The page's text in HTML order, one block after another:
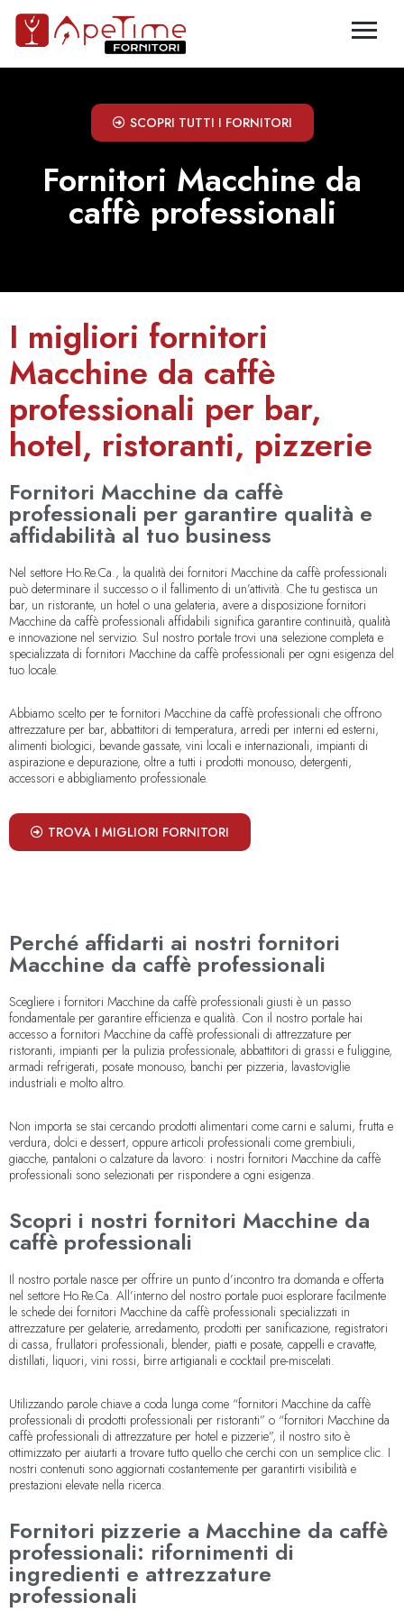
SCOPRI TUTTI I FORNITORI
Fornitori Macchine da
caffè professionali
I migliori fornitori
Macchine da caffè
professionali per bar,
hotel, ristoranti, pizzerie
Fornitori Macchine da caffè
professionali per garantire qualità e
affidabilità al tuo business
Nel settore Ho.Re.Ca., la qualità dei fornitori Macchine da caffè professionali
può determinare il successo o il fallimento di un’attività. Che tu gestisca un
bar, un ristorante, un hotel o una gelateria, avere a disposizione fornitori
Macchine da caffè professionali affidabili significa garantire continuità, qualità
e innovazione nel servizio. Sul nostro portale trovi una selezione completa e
specializzata di fornitori Macchine da caffè professionali per ogni esigenza del
tuo locale.
Abbiamo scelto per te fornitori Macchine da caffè professionali che offrono
attrezzature per bar, abbattitori di temperatura, arredi per interni ed esterni,
alimenti biologici, bevande gassate, vini locali e internazionali, impianti di
aspirazione e depurazione, oltre a tutti i prodotti monouso, detergenti,
accessori e abbigliamento professionale.
TROVA I MIGLIORI FORNITORI
Perché affidarti ai nostri fornitori
Macchine da caffè professionali
Scegliere i fornitori Macchine da caffè professionali giusti è un passo
fondamentale per garantire efficienza e qualità. Con il nostro portale hai
accesso a fornitori Macchine da caffè professionali di attrezzature per
ristoranti, impianti per la pulizia professionale, abbattitori di grassi e fuliggine,
armadi refrigerati, posate monouso, banchi per pizzeria, lavastoviglie
industriali e molto altro.
Non importa se stai cercando prodotti alimentari come carni e salumi, frutta e
verdura, dolci e dessert, oppure articoli professionali come grembiuli,
giacche, pantaloni o calzature da lavoro: i nostri fornitori Macchine da caffè
professionali sono selezionati per rispondere a ogni esigenza.
Scopri i nostri fornitori Macchine da
caffè professionali
Il nostro portale nasce per offrire un punto d’incontro tra domanda e offerta
nel settore Ho.Re.Ca. All’interno del nostro portale puoi esplorare facilmente
le schede dei fornitori Macchine da caffè professionali specializzati in
attrezzature per gelaterie, arredamento, prodotti per sanificazione, registratori
di cassa, frullatori professionali, blender, piatti e posate, cappelli e cravatte,
distillati, liquori, vini rossi, birre artigianali e cocktail pre-miscelati.
Utilizzando parole chiave a coda lunga come “fornitori Macchine da caffè
professionali di prodotti professionali per ristoranti” o “fornitori Macchine da
caffè professionali di attrezzature per hotel e pizzerie”, il nostro sito è
ottimizzato per aiutarti a trovare tutto quello che cerchi con un semplice clic. I
nostri contenuti sono aggiornati costantemente per garantirti visibilità e
prestazioni elevate nella ricerca.
Fornitori pizzerie a Macchine da caffè
professionali: rifornimenti di
ingredienti e attrezzature
professionali